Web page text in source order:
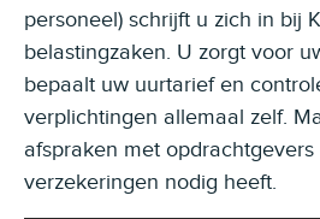
personeel) schrijft u zich in bij
belastingzaken. U zorgt voor
bepaalt uw uurtarief en
verplichtingen allemaal zelf.
afspraken met
verzekeringen nodig heeft.